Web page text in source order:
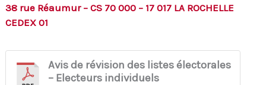
38 rue Réaumur – CS 70 000 – 17 017 LA ROCHELLE
CEDEX 01
Avis de révision des listes électorales
– Electeurs individuels